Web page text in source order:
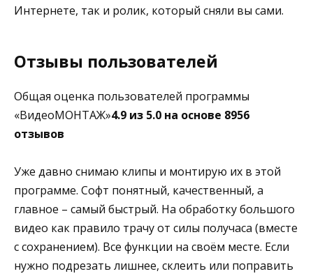
Интернете, так и ролик, который сняли вы сами.
Отзывы пользователей
Общая оценка пользователей программы
«ВидеоМОНТАЖ»4.9 из 5.0 на основе 8956
отзывов
Уже давно снимаю клипы и монтирую их в этой
программе. Софт понятный, качественный, а
главное – самый быстрый. На обработку большого
видео как правило трачу от силы получаса (вместе
с сохранением). Все функции на своём месте. Если
нужно подрезать лишнее, склеить или поправить